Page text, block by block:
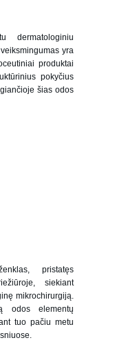
dermatologiniu
yra
produktai
pokyčius
šias odos
pristatęs
siekiant
mikrochirurgiją.
odos elementų
tuo pačiu metu